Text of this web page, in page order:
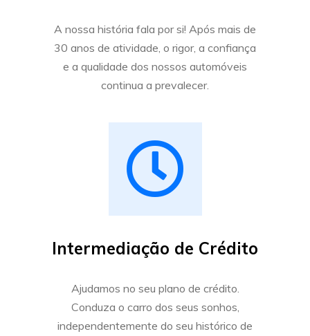
A nossa história fala por si! Após mais de
30 anos de atividade, o rigor, a confiança
e a qualidade dos nossos automóveis
continua a prevalecer.
Intermediação de Crédito
Ajudamos no seu plano de crédito.
Conduza o carro dos seus sonhos,
independentemente do seu histórico de